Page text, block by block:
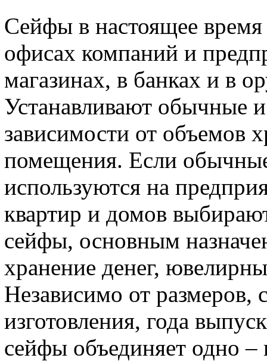
Сейфы в настоящее время
офисах компаний и
магазинах, в банках и в
Устанавливают обычные
зависимости от объемов
помещения. Если
используются на
квартир и домов
сейфы, основным
хранение денег,
Независимо от размеров,
изготовления, года
сейфы объединяет одно –